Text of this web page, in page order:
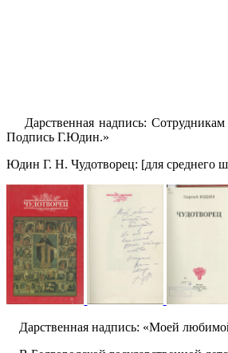
Дарственная надпись: Сотрудникам
Подпись Г.Юдин.»
Юдин Г. Н. Чудотворец: [для среднего
Дарственная надпись: «Моей